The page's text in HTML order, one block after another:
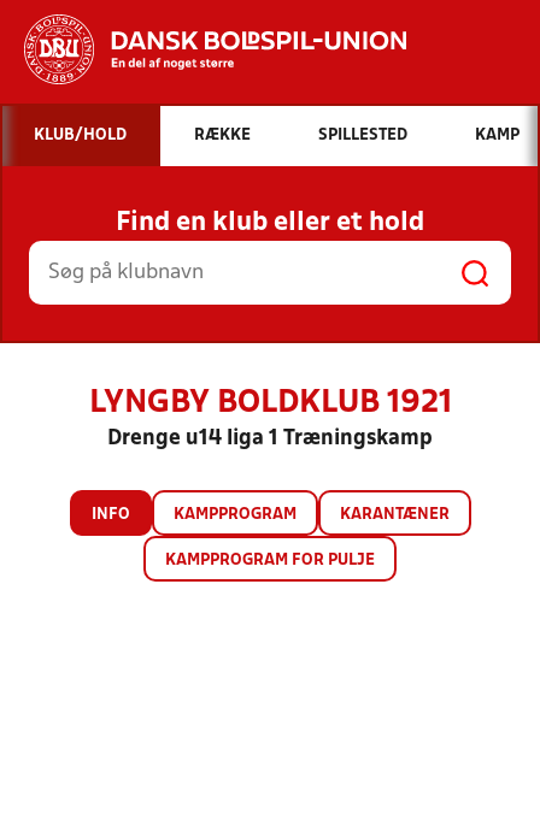
Hvad vil du søge efter?
INDHOLD OG NYHEDER
STILLINGER, RESULTATER, KLUBBER OG
HOLD
KLUB/HOLD RÆKKE SPILLESTED KAMP
Find en klub eller et hold
LYNGBY BOLDKLUB 1921
Drenge u14 liga 1 Træningskamp
INFO KAMPPROGRAM KARANTÆNER
KAMPPROGRAM FOR PULJE